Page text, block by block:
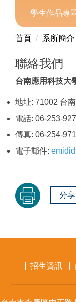
學生作品專
首頁 系所簡介
聯絡我們
台南應用科技大
地址: 71002 台
電話: 06-253-
傳真: 06-254-
電子郵件:
分享
招生資訊